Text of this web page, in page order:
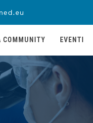
COMMUNITY EVENTI